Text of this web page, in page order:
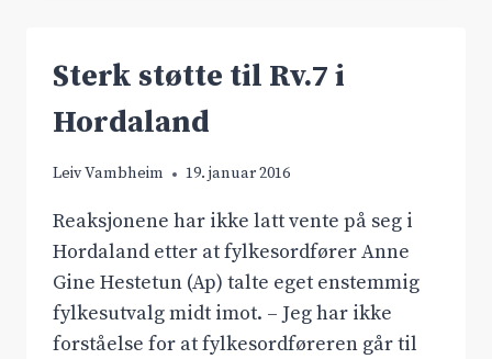
Sterk støtte til Rv.7 i
Hordaland
Leiv Vambheim 19. januar 2016
Reaksjonene har ikke latt vente på seg i
Hordaland etter at fylkesordfører Anne
Gine Hestetun (Ap) talte eget enstemmig
fylkesutvalg midt imot. – Jeg har ikke
forståelse for at fylkesordføreren går til